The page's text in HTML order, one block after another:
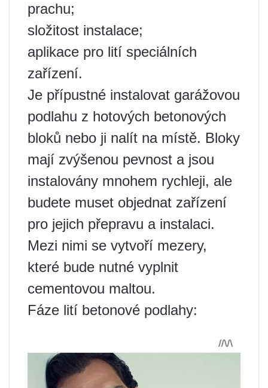
prachu;
složitost instalace;
aplikace pro lití speciálních
zařízení.
Je přípustné instalovat garážovou
podlahu z hotových betonových
bloků nebo ji nalít na místě. Bloky
mají zvýšenou pevnost a jsou
instalovány mnohem rychleji, ale
budete muset objednat zařízení
pro jejich přepravu a instalaci.
Mezi nimi se vytvoří mezery,
které bude nutné vyplnit
cementovou maltou.
Fáze lití betonové podlahy: